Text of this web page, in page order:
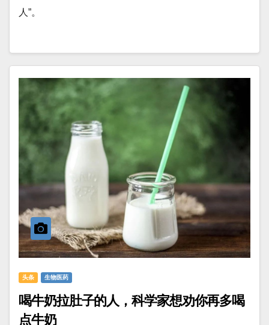
人”。
头条 生物医药
喝牛奶拉肚子的人，科学家想劝你再多喝
点牛奶